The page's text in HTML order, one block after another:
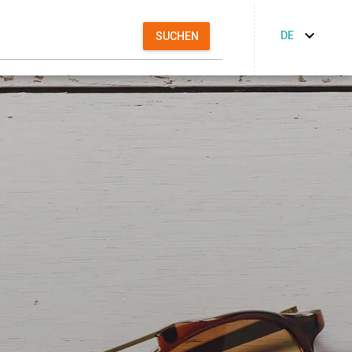
SUCHEN DE